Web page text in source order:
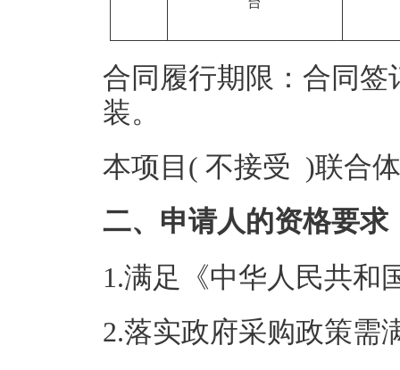
合同履行期限：合同签
装。
本项目( 不接受 )联合
二、申请人的资格要求
1.满足《中华人民共和
2.落实政府采购政策需